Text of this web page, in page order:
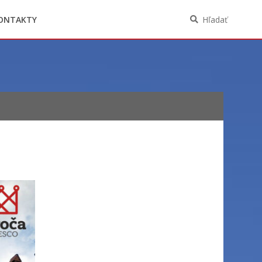
majetkových pomerov verejného funkcionára
Hľadať